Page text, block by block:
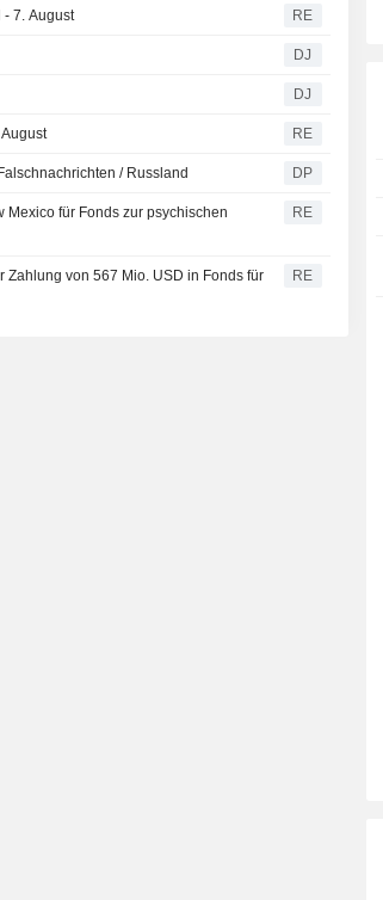
- 7. August RE
DJ
DJ
RE
/ Russland DP
Mexico für Fonds zur psychischen
RE
Zahlung von 567 Mio. USD in Fonds für
RE